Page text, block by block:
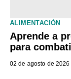
ALIMENTACIÓN
Aprende a
para
02 de agosto de 2026